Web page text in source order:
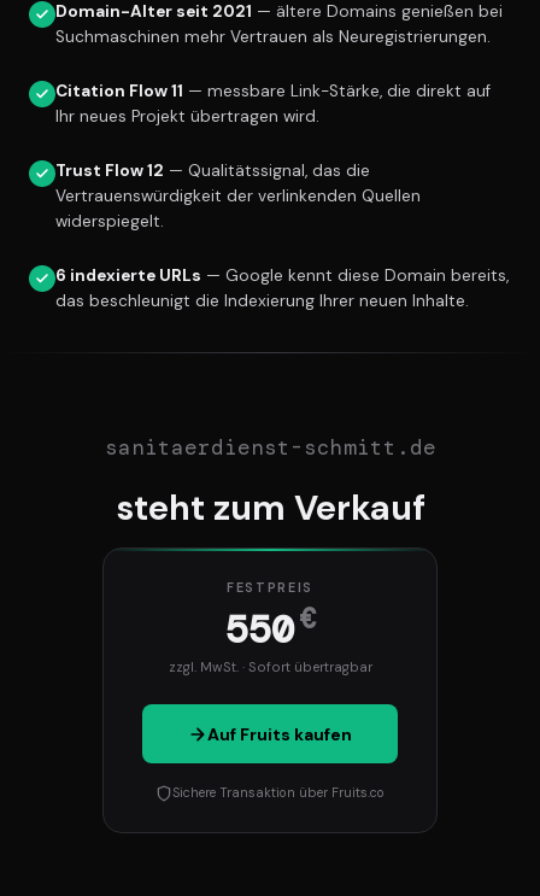
Domain-Alter seit 2021 — ältere Domains genießen bei
Suchmaschinen mehr Vertrauen als Neuregistrierungen.
Citation Flow 11 — messbare Link-Stärke, die direkt auf
Ihr neues Projekt übertragen wird.
Trust Flow 12 — Qualitätssignal, das die
Vertrauenswürdigkeit der verlinkenden Quellen
widerspiegelt.
6 indexierte URLs — Google kennt diese Domain bereits,
das beschleunigt die Indexierung Ihrer neuen Inhalte.
sanitaerdienst-schmitt.de
steht zum Verkauf
FESTPREIS
550€
zzgl. MwSt. · Sofort übertragbar
Auf Fruits kaufen
Sichere Transaktion über Fruits.co